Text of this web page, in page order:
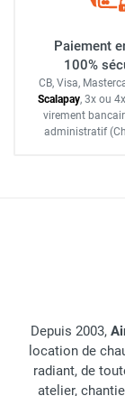
Paiement
100%
CB, Visa,
Scalapay, 3x ou
virement
administratif
Depuis 2003,
location de
radiant, de
atelier,